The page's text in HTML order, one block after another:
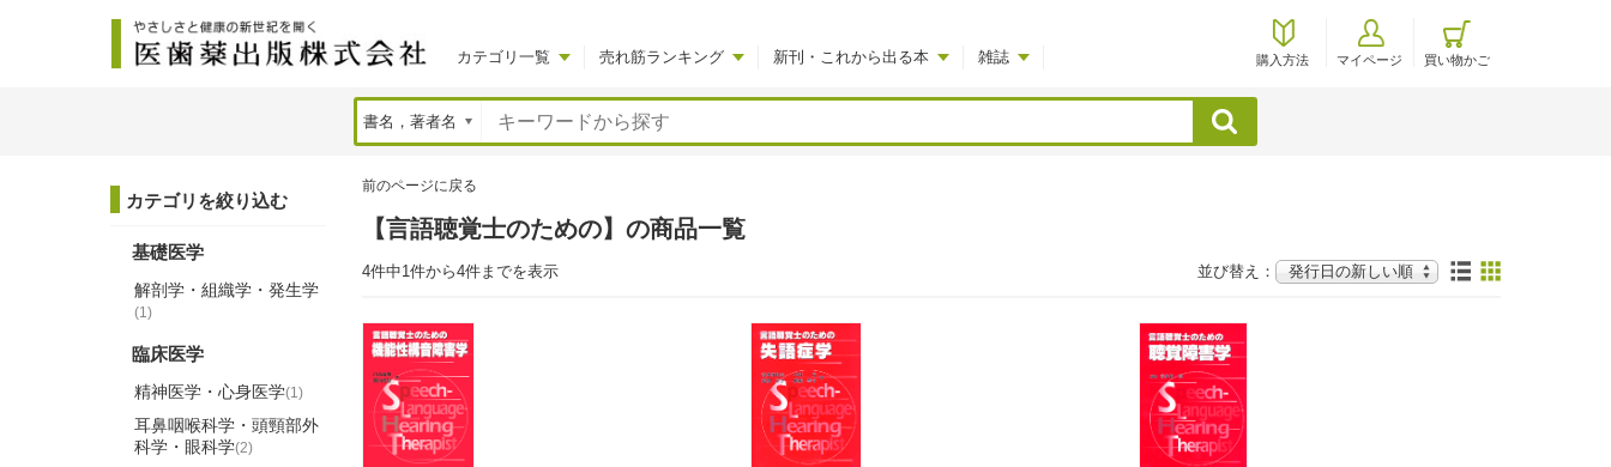
カテゴリ一覧 売れ筋ランキング 新刊・これから出る本 雑誌 購入方法 マイページ 買い物かご
検索
前のページに戻る
【言語聴覚士のための】の商品一覧
4件中1件から4件までを表示 並び替え：
カテゴリを絞り込む
基礎医学
解剖学・組織学・発生学
(1)
臨床医学
精神医学・心身医学(1)
耳鼻咽喉科学・頭頸部外
科学・眼科学(2)